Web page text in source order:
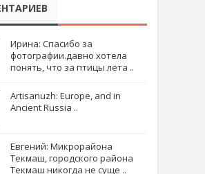
Ирина: Спасибо за
фотографии.давно хотела
понять, что за птицы лета ..
Artisanuzh: Europe, and in
Ancient Russia ..
Евгений: Микрорайона
Текмаш, городского района
Текмаш никогда не суще ..